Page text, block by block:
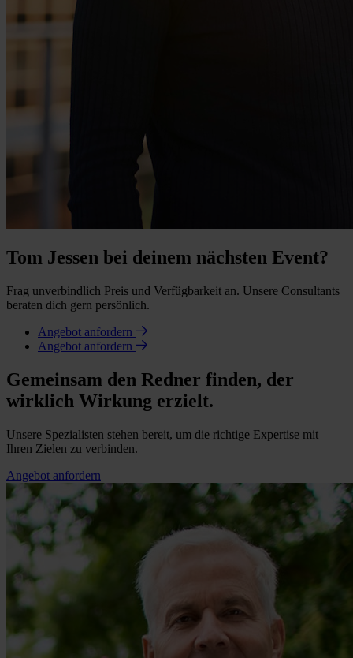
Tom Jessen bei deinem nächsten Event?
Frag unverbindlich Preis und Verfügbarkeit an. Unsere Consultants
beraten dich gern persönlich.
Angebot anfordern
Angebot anfordern
Gemeinsam den Redner finden, der
wirklich Wirkung erzielt.
Unsere Spezialisten stehen bereit, um die richtige Expertise mit
Ihren Zielen zu verbinden.
Angebot anfordern